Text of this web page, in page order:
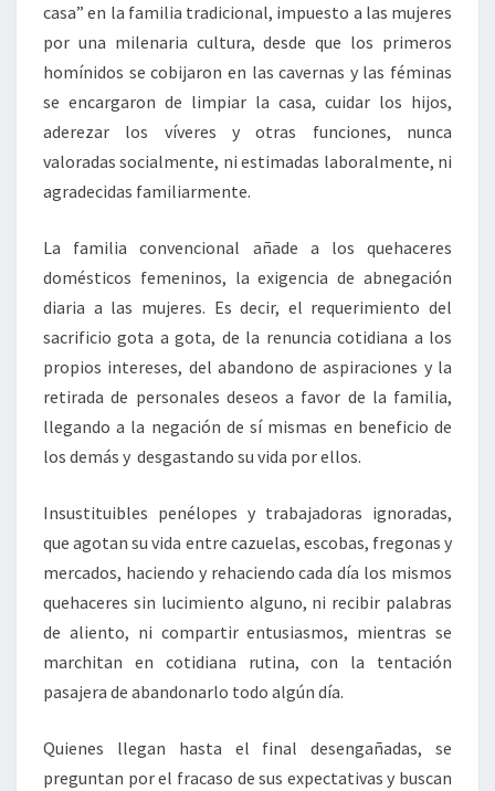
casa” en la familia tradicional, impuesto a las mujeres
por una milenaria cultura, desde que los primeros
homínidos se cobijaron en las cavernas y las féminas
se encargaron de limpiar la casa, cuidar los hijos,
aderezar los víveres y otras funciones, nunca
valoradas socialmente, ni estimadas laboralmente, ni
agradecidas familiarmente.
La familia convencional añade a los quehaceres
domésticos femeninos, la exigencia de abnegación
diaria a las mujeres. Es decir, el requerimiento del
sacrificio gota a gota, de la renuncia cotidiana a los
propios intereses, del abandono de aspiraciones y la
retirada de personales deseos a favor de la familia,
llegando a la negación de sí mismas en beneficio de
los demás y desgastando su vida por ellos.
Insustituibles penélopes y trabajadoras ignoradas,
que agotan su vida entre cazuelas, escobas, fregonas y
mercados, haciendo y rehaciendo cada día los mismos
quehaceres sin lucimiento alguno, ni recibir palabras
de aliento, ni compartir entusiasmos, mientras se
marchitan en cotidiana rutina, con la tentación
pasajera de abandonarlo todo algún día.
Quienes llegan hasta el final desengañadas, se
preguntan por el fracaso de sus expectativas y buscan